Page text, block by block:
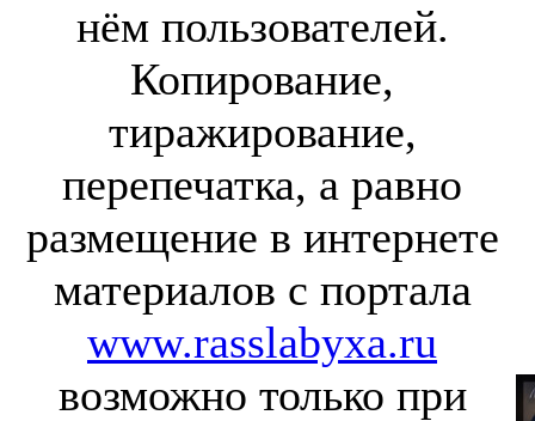
нём пользователей.
Копирование,
тиражирование,
перепечатка, а равно
размещение в интернете
материалов с портала
www.rasslabyxa.ru
возможно только при